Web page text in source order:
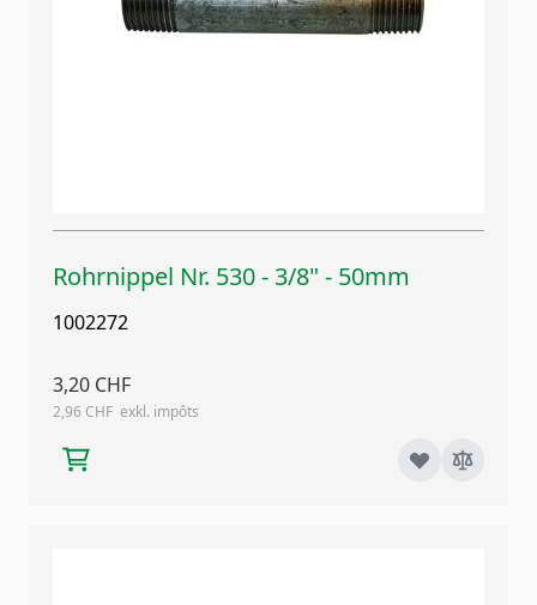
Rohrnippel Nr. 530 - 3/8" - 50mm
1002272
3,20 CHF
2,96 CHF